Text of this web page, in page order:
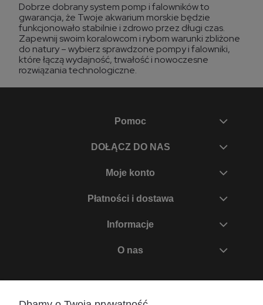
Dobrze dobrany system pomp i falowników to
gwarancja, że Twoje akwarium morskie będzie
funkcjonowało stabilnie i zdrowo przez długi czas.
Zapewnij swoim koralowcom i rybom warunki zbliżone
do natury – wybierz sprawdzone pompy i falowniki,
które łączą wydajność, trwałość i nowoczesne
rozwiązania technologiczne.
Pomoc
DOŁĄCZ DO NAS
Moje konto
Płatności i dostawa
Informacje
O nas